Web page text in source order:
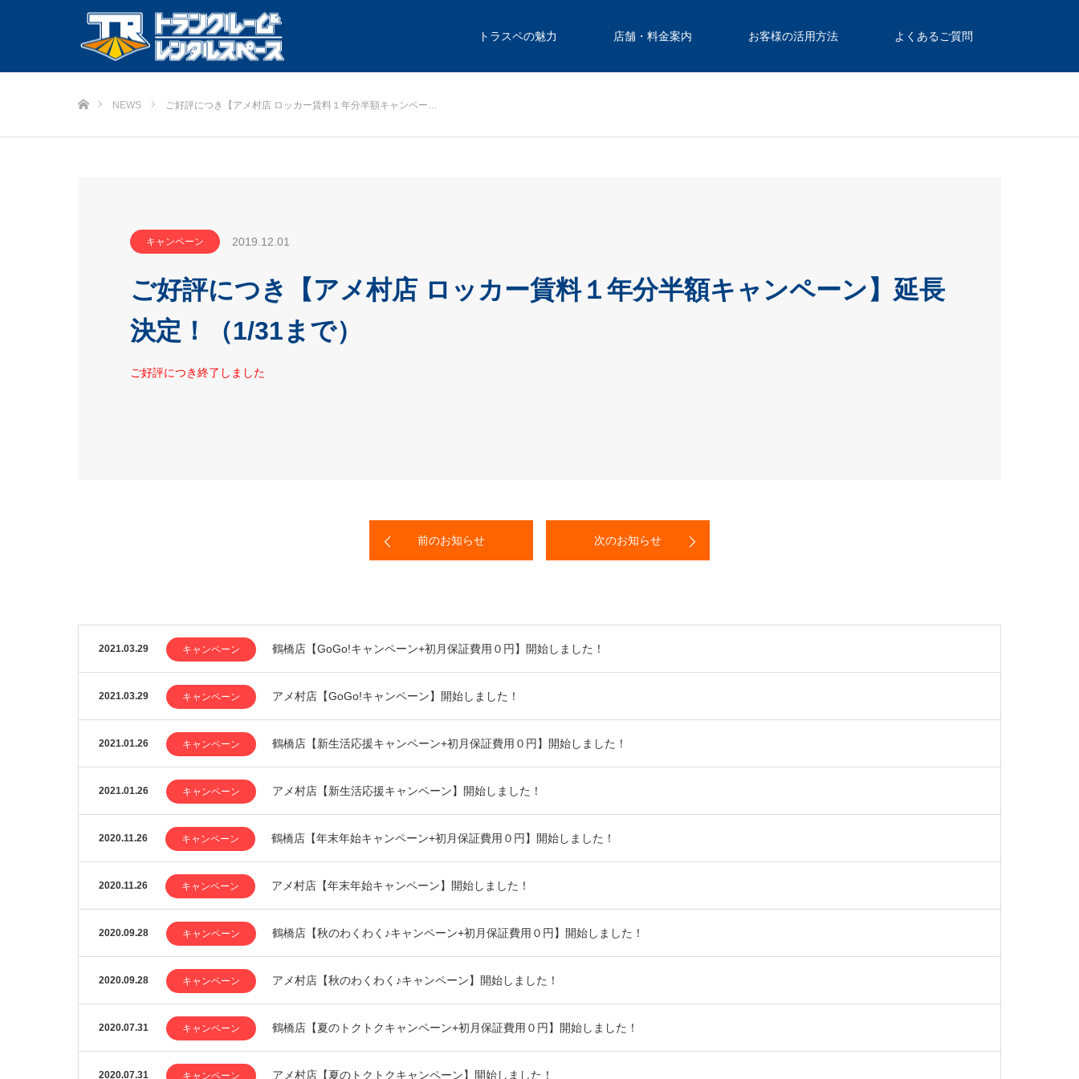
トラスペの魅力 店舗・料金案内 お客様の活用方法 よくあるご質問
NEWS ご好評につき【アメ村店 ロッカー賃料１年分半額キャンペー…
キャンペーン 2019.12.01
ご好評につき【アメ村店 ロッカー賃料１年分半額キャンペーン】延長
決定！（1/31まで）
ご好評につき終了しました
前のお知らせ 次のお知らせ
2021.03.29 キャンペーン 鶴橋店【GoGo!キャンペーン+初月保証費用０円】開始しました！
2021.03.29 キャンペーン アメ村店【GoGo!キャンペーン】開始しました！
2021.01.26 キャンペーン 鶴橋店【新生活応援キャンペーン+初月保証費用０円】開始しました！
2021.01.26 キャンペーン アメ村店【新生活応援キャンペーン】開始しました！
2020.11.26 キャンペーン 鶴橋店【年末年始キャンペーン+初月保証費用０円】開始しました！
2020.11.26 キャンペーン アメ村店【年末年始キャンペーン】開始しました！
2020.09.28 キャンペーン 鶴橋店【秋のわくわく♪キャンペーン+初月保証費用０円】開始しました！
2020.09.28 キャンペーン アメ村店【秋のわくわく♪キャンペーン】開始しました！
2020.07.31 キャンペーン 鶴橋店【夏のトクトクキャンペーン+初月保証費用０円】開始しました！
2020.07.31 キャンペーン アメ村店【夏のトクトクキャンペーン】開始しました！